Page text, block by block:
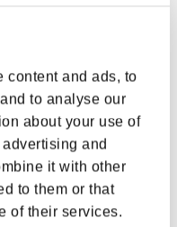
content and ads, to
to analyse our
about your use of
and
it with other
to them or that
of their services.